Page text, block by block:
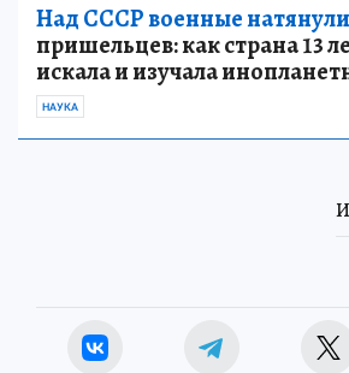
Над СССР военные натянули
пришельцев: как страна 13
искала и изучала
НАУКА